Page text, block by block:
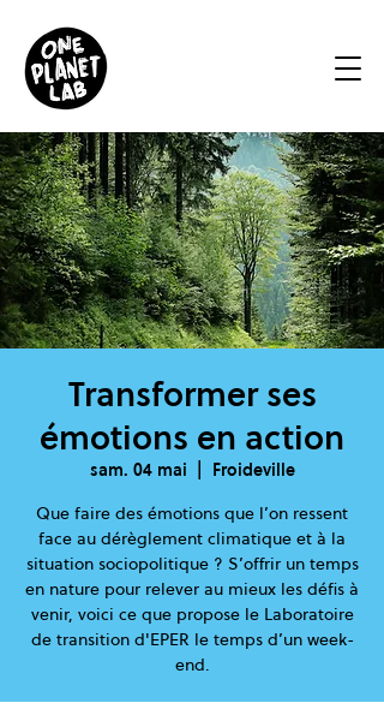
Transformer ses
émotions en action
sam. 04 mai
Froideville
Que faire des émotions que l’on ressent
face au dérèglement climatique et à la
situation sociopolitique ? S’offrir un temps
en nature pour relever au mieux les défis à
venir, voici ce que propose le Laboratoire
de transition d'EPER le temps d’un week-
end.